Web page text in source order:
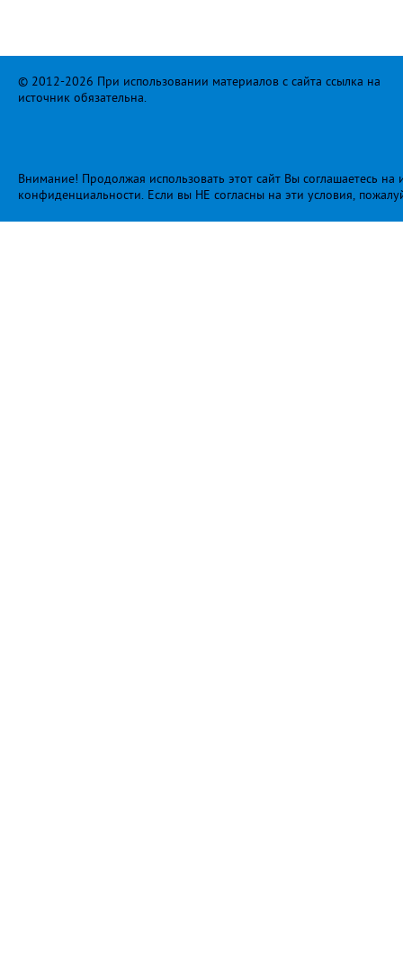
© 2012-2026 При использовании материалов с сайта ссылка на
источник обязательна.
Внимание! Продолжая использовать этот сайт Вы соглашаетесь
конфиденциальности. Если вы НЕ согласны на эти условия,